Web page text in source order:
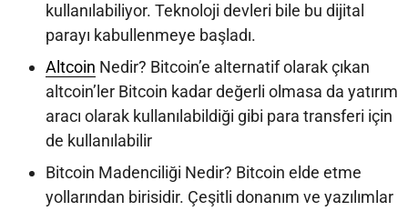
kullanılabiliyor. Teknoloji devleri bile bu dijital
parayı kabullenmeye başladı.
Altcoin Nedir? Bitcoin’e alternatif olarak çıkan
altcoin’ler Bitcoin kadar değerli olmasa da yatırım
aracı olarak kullanılabildiği gibi para transferi için
de kullanılabilir
Bitcoin Madenciliği Nedir? Bitcoin elde etme
yollarından birisidir. Çeşitli donanım ve yazılımlar